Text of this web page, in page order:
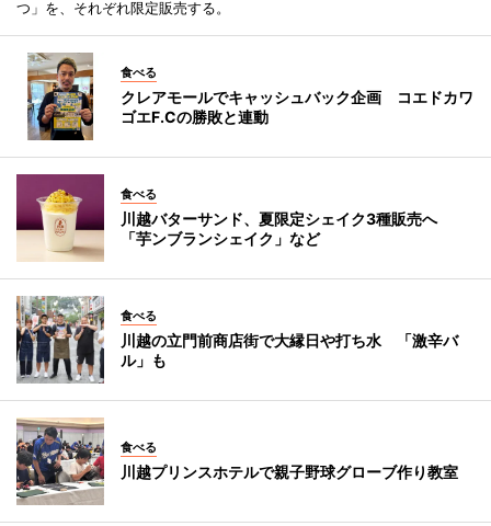
つ」を、それぞれ限定販売する。
食べる
クレアモールでキャッシュバック企画 コエドカワ
ゴエF.Cの勝敗と連動
食べる
川越バターサンド、夏限定シェイク3種販売へ
「芋ンブランシェイク」など
食べる
川越の立門前商店街で大縁日や打ち水 「激辛バ
ル」も
食べる
川越プリンスホテルで親子野球グローブ作り教室